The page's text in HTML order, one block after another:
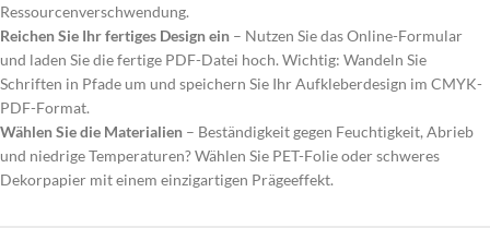
Ressourcenverschwendung.
Reichen Sie Ihr fertiges Design ein – Nutzen Sie das Online-Formular
und laden Sie die fertige PDF-Datei hoch. Wichtig: Wandeln Sie
Schriften in Pfade um und speichern Sie Ihr Aufkleberdesign im CMYK-
PDF-Format.
Wählen Sie die Materialien – Beständigkeit gegen Feuchtigkeit, Abrieb
und niedrige Temperaturen? Wählen Sie PET-Folie oder schweres
Dekorpapier mit einem einzigartigen Prägeeffekt.